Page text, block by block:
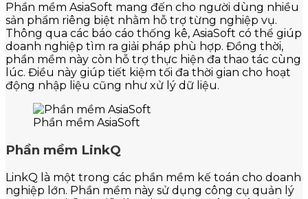
Phần mềm AsiaSoft mang đến cho người dùng nhiều
sản phẩm riêng biệt nhằm hỗ trợ từng nghiệp vụ.
Thông qua các báo cáo thống kê, AsiaSoft có thể giúp
doanh nghiệp tìm ra giải pháp phù hợp. Đồng thời,
phần mềm này còn hỗ trợ thực hiện đa thao tác cùng
lúc. Điều này giúp tiết kiệm tối đa thời gian cho hoạt
động nhập liệu cũng như xử lý dữ liệu.
Phần mềm AsiaSoft
Phần mềm LinkQ
LinkQ là một trong các phần mềm kế toán cho doanh
nghiệp lớn. Phần mềm này sử dụng công cụ quản lý